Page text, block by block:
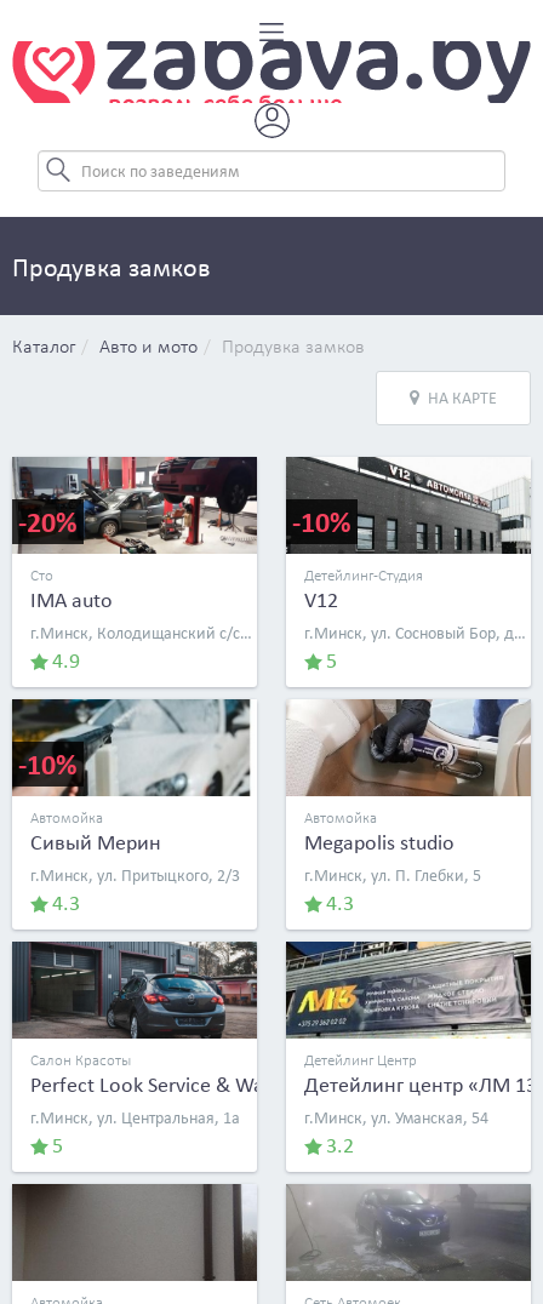
Продувка замков
Каталог Авто и мото Продувка замков
НА КАРТЕ
-20%
Сто
IMA auto
г.Минск, Колодищанский с/с, д. 82
4.9
-10%
Детейлинг-Студия
V12
г.Минск, ул. Сосновый Бор, д. 2
5
-10%
Автомойка
Сивый Мерин
г.Минск, ул. Притыцкого, 2/3
4.3
Автомойка
Megapolis studio
г.Минск, ул. П. Глебки, 5
4.3
Салон Красоты
Perfect Look Service & Wash
г.Минск, ул. Центральная, 1а
5
Детейлинг Центр
Детейлинг центр «ЛМ
г.Минск, ул. Уманская, 54
3.2